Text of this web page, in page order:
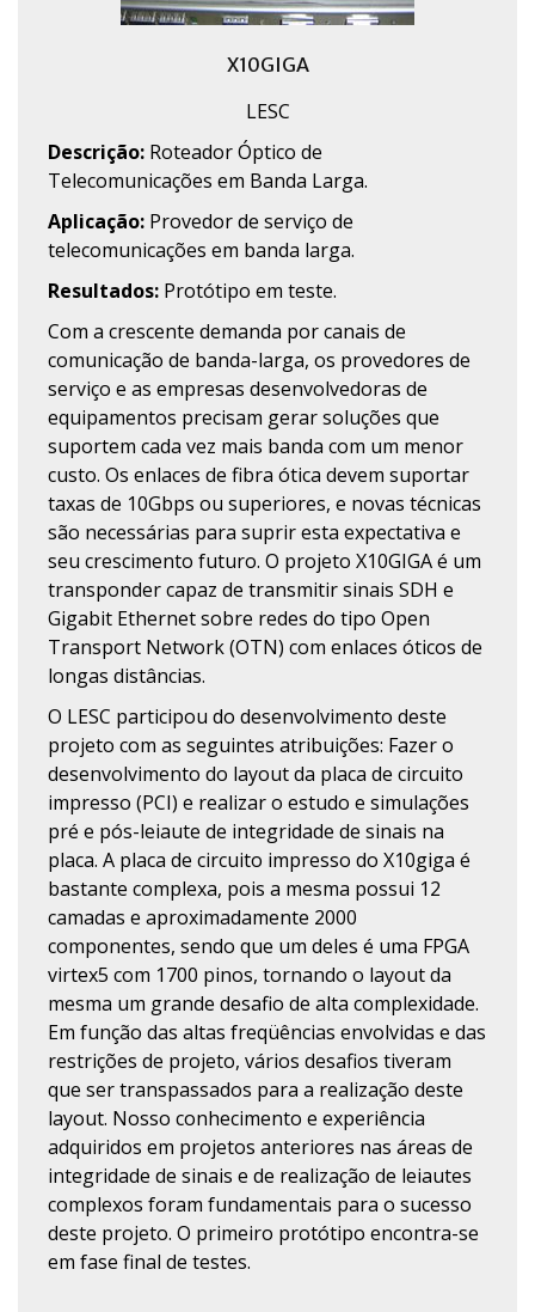
X10GIGA
LESC
Descrição: Roteador Óptico de
Telecomunicações em Banda Larga.
Aplicação: Provedor de serviço de
telecomunicações em banda larga.
Resultados: Protótipo em teste.
Com a crescente demanda por canais de
comunicação de banda-larga, os provedores de
serviço e as empresas desenvolvedoras de
equipamentos precisam gerar soluções que
suportem cada vez mais banda com um menor
custo. Os enlaces de fibra ótica devem suportar
taxas de 10Gbps ou superiores, e novas técnicas
são necessárias para suprir esta expectativa e
seu crescimento futuro. O projeto X10GIGA é um
transponder capaz de transmitir sinais SDH e
Gigabit Ethernet sobre redes do tipo Open
Transport Network (OTN) com enlaces óticos de
longas distâncias.
O LESC participou do desenvolvimento deste
projeto com as seguintes atribuições: Fazer o
desenvolvimento do layout da placa de circuito
impresso (PCI) e realizar o estudo e simulações
pré e pós-leiaute de integridade de sinais na
placa. A placa de circuito impresso do X10giga é
bastante complexa, pois a mesma possui 12
camadas e aproximadamente 2000
componentes, sendo que um deles é uma FPGA
virtex5 com 1700 pinos, tornando o layout da
mesma um grande desafio de alta complexidade.
Em função das altas freqüências envolvidas e das
restrições de projeto, vários desafios tiveram
que ser transpassados para a realização deste
layout. Nosso conhecimento e experiência
adquiridos em projetos anteriores nas áreas de
integridade de sinais e de realização de leiautes
complexos foram fundamentais para o sucesso
deste projeto. O primeiro protótipo encontra-se
em fase final de testes.